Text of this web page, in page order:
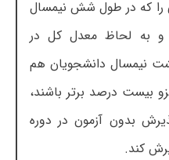
را که در طول شش نیمسال
و به لحاظ معدل کل در
نیمسال دانشجویان هم
بیست درصد برتر باشند،
بدون آزمون در دوره
کند.